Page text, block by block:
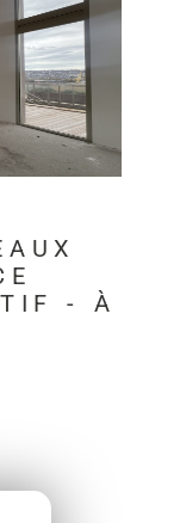
- À